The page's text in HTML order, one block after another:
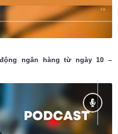
ngân hàng từ ngày 10 –